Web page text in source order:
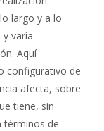
largo y a lo
varía
Aquí
configurativo de
afecta, sobre
tiene, sin
términos de